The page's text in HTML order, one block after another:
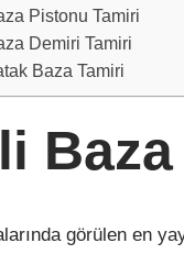
Pistonu Tamiri
Demiri Tamiri
Baza Tamiri
görülen en